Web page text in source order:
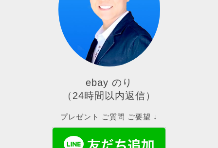
ebay のり
（24時間以内返信）
プレゼント ご質問 ご要望 ↓